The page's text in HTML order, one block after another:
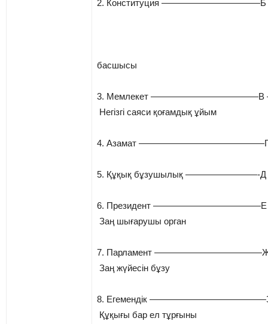
2. Конституция ———————————Б –
басшысы
3. Мемлекет ————————————В
Негізгі саяси қоғамдық ұйым
4. Азамат ——————————————Г –
5. Құқық бұзушылық ————————-Д –
6. Президент ————————————Е
Заң шығарушы орган
7. Парламент
Заң жүйесін бұзу
8. Егемендік
Құқығы бар ел тұрғыны